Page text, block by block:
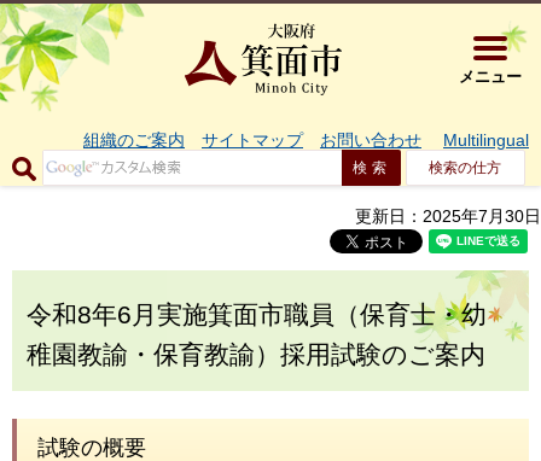
大阪府箕
メニュー
組織のご案内 サイトマップ お問い合わせ Multilingual
検索の仕方
更新日：2025年7月30日
令和8年6月実施箕面市職員（保育士・幼
稚園教諭・保育教諭）採用試験のご案内
試験の概要